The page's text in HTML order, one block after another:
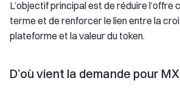
L’objectif principal est de réduire l’offre
terme et de renforcer le lien entre la
plateforme et la valeur du token.
D’où vient la demande pour